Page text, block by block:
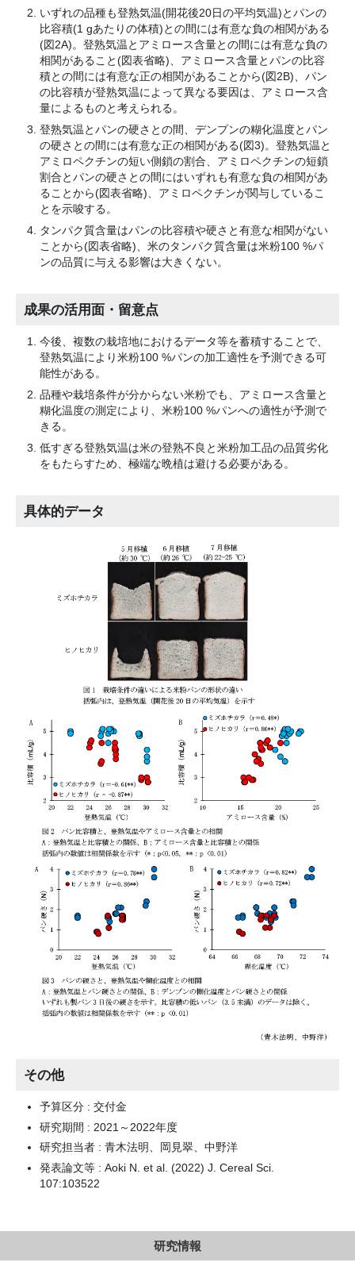
いずれの品種も登熟気温(開花後20日の平均気温)とパンの
比容積(1 gあたりの体積)との間には有意な負の相関がある
(図2A)。登熟気温とアミロース含量との間には有意な負の
相関があること(図表省略)、アミロース含量とパンの比容
積との間には有意な正の相関があることから(図2B)、パン
の比容積が登熟気温によって異なる要因は、アミロース含
量によるものと考えられる。
登熟気温とパンの硬さとの間、デンプンの糊化温度とパン
の硬さとの間には有意な正の相関がある(図3)。登熟気温と
アミロペクチンの短い側鎖の割合、アミロペクチンの短鎖
割合とパンの硬さとの間にはいずれも有意な負の相関があ
ることから(図表省略)、アミロペクチンが関与しているこ
とを示唆する。
タンパク質含量はパンの比容積や硬さと有意な相関がない
ことから(図表省略)、米のタンパク質含量は米粉100 %パ
ンの品質に与える影響は大きくない。
成果の活用面・留意点
今後、複数の栽培地におけるデータ等を蓄積することで、
登熟気温により米粉100 %パンの加工適性を予測できる可
能性がある。
品種や栽培条件が分からない米粉でも、アミロース含量と
糊化温度の測定により、米粉100 %パンへの適性が予測で
きる。
低すぎる登熟気温は米の登熟不良と米粉加工品の品質劣化
をもたらすため、極端な晩植は避ける必要がある。
具体的データ
その他
予算区分 : 交付金
研究期間 : 2021～2022年度
研究担当者 : 青木法明、岡見翠、中野洋
発表論文等 : Aoki N. et al. (2022) J. Cereal Sci.
107:103522
研究情報